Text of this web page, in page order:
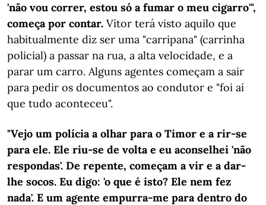
'não vou correr, estou só a fumar o meu cigarro'",
começa por contar. Vítor terá visto aquilo que
habitualmente diz ser uma "carripana" (carrinha
policial) a passar na rua, a alta velocidade, e a
parar um carro. Alguns agentes começam a sair
para pedir os documentos ao condutor e "foi aí
que tudo aconteceu".
"Vejo um polícia a olhar para o Timor e a rir-se
para ele. Ele riu-se de volta e eu aconselhei 'não
respondas'. De repente, começam a vir e a dar-
lhe socos. Eu digo: 'o que é isto? Ele nem fez
nada'. E um agente empurra-me para dentro do